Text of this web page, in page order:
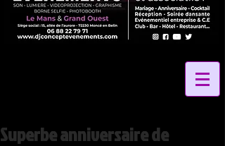
Superbe anniversaire de